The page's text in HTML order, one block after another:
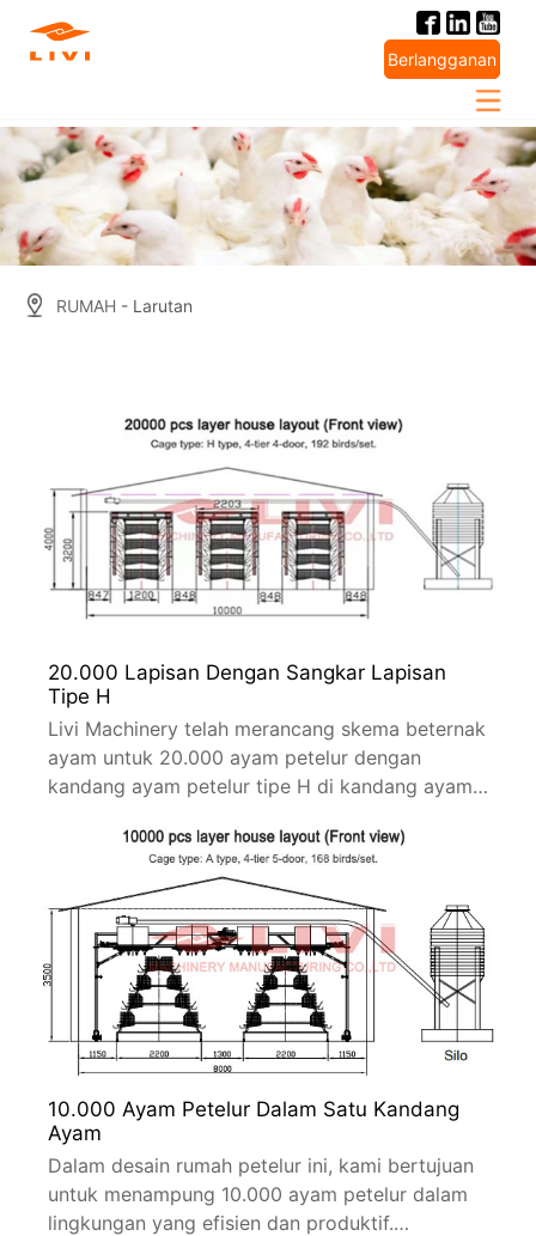
Berlangganan
RUMAH - Larutan
20.000 Lapisan Dengan Sangkar Lapisan
Tipe H
Livi Machinery telah merancang skema beternak
ayam untuk 20.000 ayam petelur dengan
kandang ayam petelur tipe H di kandang ayam
10.000 Ayam Petelur Dalam Satu Kandang
Ayam
Dalam desain rumah petelur ini, kami bertujuan
untuk menampung 10.000 ayam petelur dalam
lingkungan yang efisien dan produktif.